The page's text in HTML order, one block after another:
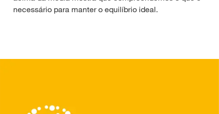
necessário para manter o equilíbrio ideal.